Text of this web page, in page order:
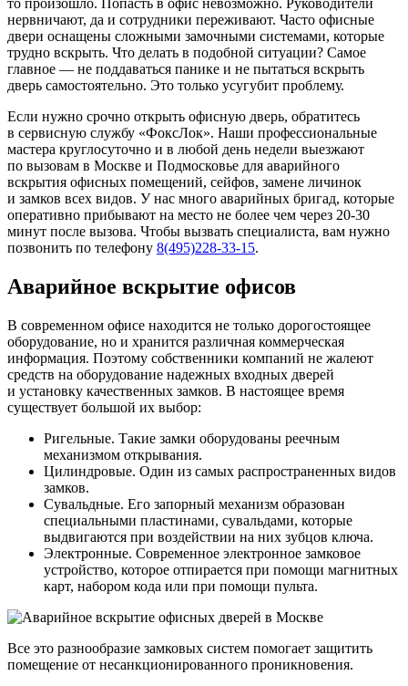
нервничают, да и сотрудники переживают. Часто офисные
двери оснащены сложными замочными системами, которые
трудно вскрыть. Что делать в подобной ситуации? Самое
главное — не поддаваться панике и не пытаться вскрыть
дверь самостоятельно. Это только усугубит проблему.
Если нужно срочно открыть офисную дверь, обратитесь
в сервисную службу «ФоксЛок». Наши профессиональные
мастера круглосуточно и в любой день недели выезжают
по вызовам в Москве и Подмосковье для аварийного
вскрытия офисных помещений, сейфов, замене личинок
и замков всех видов. У нас много аварийных бригад, которые
оперативно прибывают на место не более чем через 20-30
минут после вызова. Чтобы вызвать специалиста, вам нужно
позвонить по телефону 8(495)228-33-15.
Аварийное вскрытие офисов
В современном офисе находится не только дорогостоящее
оборудование, но и хранится различная коммерческая
информация. Поэтому собственники компаний не жалеют
средств на оборудование надежных входных дверей
и установку качественных замков. В настоящее время
существует большой их выбор:
Ригельные. Такие замки оборудованы реечным
механизмом открывания.
Цилиндровые. Один из самых распространенных видов
замков.
Сувальдные. Его запорный механизм образован
специальными пластинами, сувальдами, которые
выдвигаются при воздействии на них зубцов ключа.
Электронные. Современное электронное замковое
устройство, которое отпирается при помощи магнитных
карт, набором кода или при помощи пульта.
Все это разнообразие замковых систем помогает защитить
помещение от несанкционированного проникновения.